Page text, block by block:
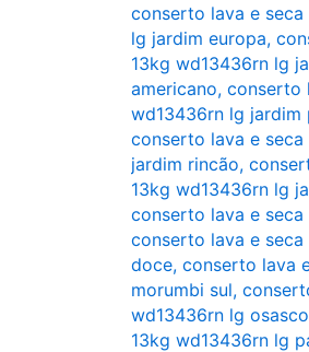
conserto lava e
lg jardim europa,
13kg wd13436rn lg
americano, conserto
wd13436rn lg jardim
conserto lava e
jardim rincão,
13kg wd13436rn lg
conserto lava e
conserto lava e
doce, conserto lava
morumbi sul,
wd13436rn lg osasco
13kg wd13436rn lg